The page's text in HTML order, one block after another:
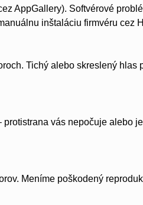
AppGallery). Softvérové
inštaláciu firmvéru cez
Tichý alebo skreslený
vás nepočuje alebo
Meníme poškodený